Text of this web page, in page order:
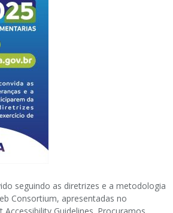
seguindo as diretrizes e a metodologia
Consortium, apresentadas no